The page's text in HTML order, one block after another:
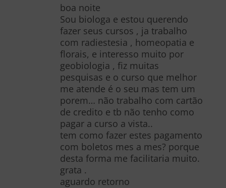
boa noite
Sou biologa e estou querendo
fazer seus cursos , ja trabalho
com radiestesia , homeopatia e
florais, e interesso muito por
geobiologia , fiz muitas
pesquisas e o curso que melhor
me atende é o seu mas tem um
porem… não trabalho com cartão
de credito e tb não tenho como
pagar a curso a vista..
tem como fazer estes pagamento
com boletos mes a mes? porque
desta forma me facilitaria muito.
grata .
aguardo retorno